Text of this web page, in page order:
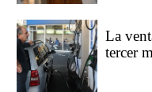
La
tercer